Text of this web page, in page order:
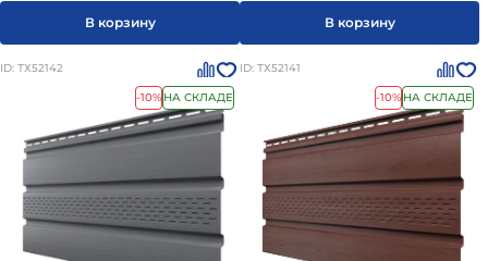
В корзину В корзину
ID: ТХ52142
-10% НА СКЛАДЕ
ID: ТХ52141
-10% НА СКЛАДЕ